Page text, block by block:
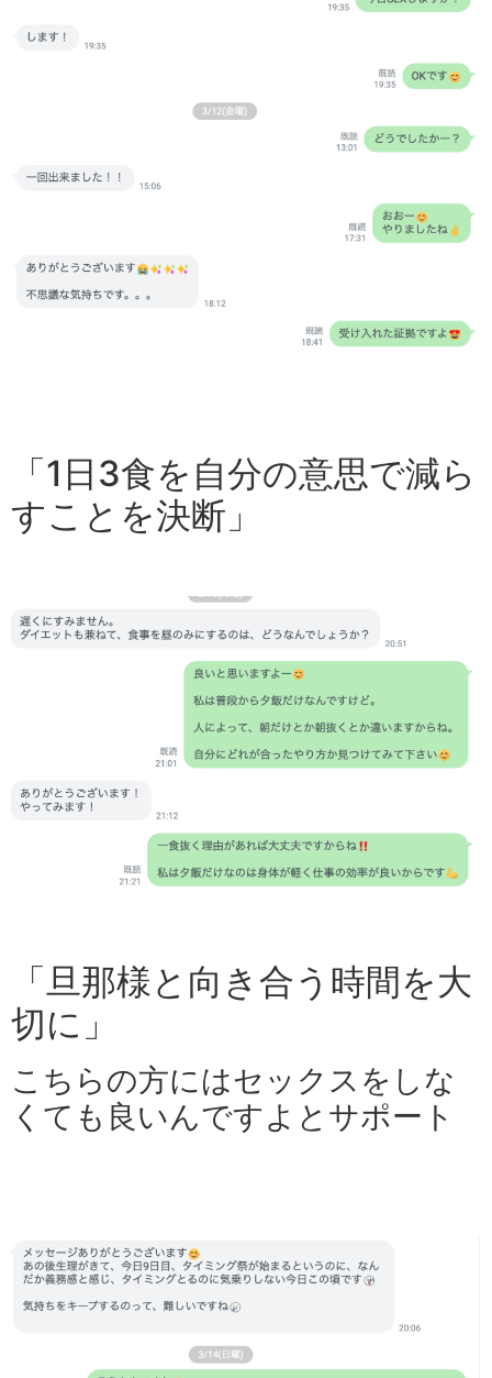
「1日3食を自分の意思で減ら
すことを決断」
「旦那様と向き合う時間を大
切に」
こちらの方にはセックスをしな
くても良いんですよとサポート